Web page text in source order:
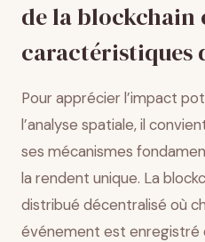
de la blockchain
caractéristiques
Pour apprécier l’impact
l’analyse spatiale, il
ses mécanismes
la rendent unique. La
distribué décentralisé où
événement est enregistré